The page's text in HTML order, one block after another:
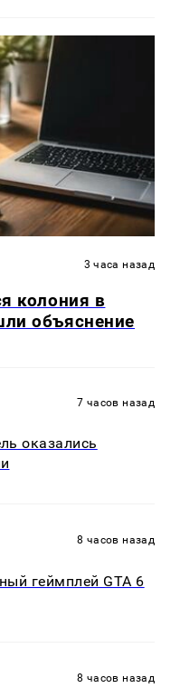
3 часа назад
колония в
объяснение
7 часов назад
оказались
8 часов назад
геймплей GTA 6
8 часов назад